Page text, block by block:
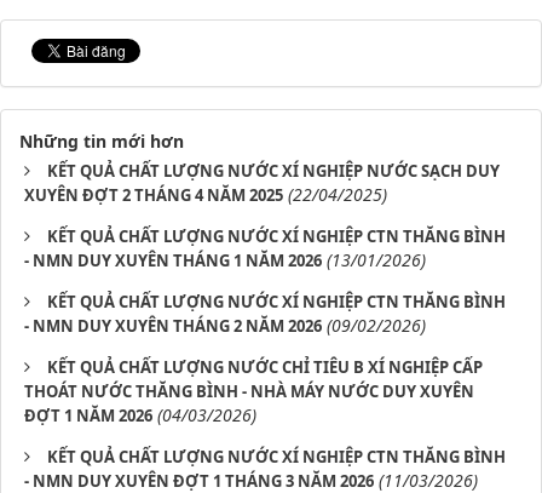
Những tin mới hơn
KẾT QUẢ CHẤT LƯỢNG NƯỚC XÍ NGHIỆP NƯỚC SẠCH DUY
XUYÊN ĐỢT 2 THÁNG 4 NĂM 2025 (22/04/2025)
KẾT QUẢ CHẤT LƯỢNG NƯỚC XÍ NGHIỆP CTN THĂNG BÌNH
- NMN DUY XUYÊN THÁNG 1 NĂM 2026 (13/01/2026)
KẾT QUẢ CHẤT LƯỢNG NƯỚC XÍ NGHIỆP CTN THĂNG BÌNH
- NMN DUY XUYÊN THÁNG 2 NĂM 2026 (09/02/2026)
KẾT QUẢ CHẤT LƯỢNG NƯỚC CHỈ TIÊU B XÍ NGHIỆP CẤP
THOÁT NƯỚC THĂNG BÌNH - NHÀ MÁY NƯỚC DUY XUYÊN
ĐỢT 1 NĂM 2026 (04/03/2026)
KẾT QUẢ CHẤT LƯỢNG NƯỚC XÍ NGHIỆP CTN THĂNG BÌNH
- NMN DUY XUYÊN ĐỢT 1 THÁNG 3 NĂM 2026 (11/03/2026)